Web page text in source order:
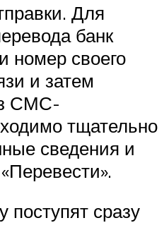
Для
банк
номер своего
и затем
СМС-
тщательно
сведения и
поступят сразу